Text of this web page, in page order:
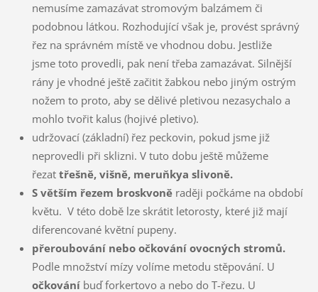
nemusíme zamazávat stromovým balzámem či
podobnou látkou. Rozhodující však je, provést správný
řez na správném místě ve vhodnou dobu. Jestliže
jsme toto provedli, pak není třeba zamazávat. Silnější
rány je vhodné ještě začitit žabkou nebo jiným ostrým
nožem to proto, aby se dělivé pletivou nezasychalo a
mohlo tvořit kalus (hojivé pletivo).
udržovací (základní) řez peckovin, pokud jsme již
neprovedli při sklizni. V tuto dobu ještě můžeme
řezat třešně, višně, meruňkya slivoně.
S větším řezem broskvoněraději počkáme na období
květu. V této době lze skrátit letorosty, které již mají
diferencované květní pupeny.
přeroubování nebo očkování ovocných stromů.
Podle množství mízy volíme metodu stěpování. U
očkování buď forkertovo a nebo do T-řezu. U